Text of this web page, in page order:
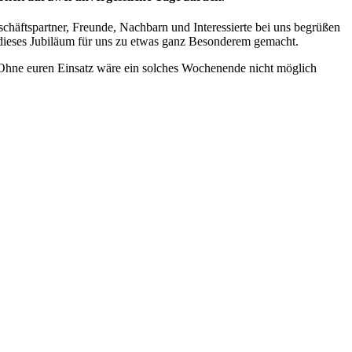
Freunde, Nachbarn und Interessierte bei uns begrüßen
Jubiläum für uns zu etwas ganz Besonderem gemacht.
euren Einsatz wäre ein solches Wochenende nicht möglich